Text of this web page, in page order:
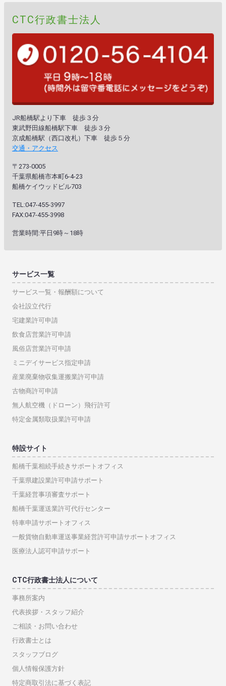
CTC行政書士法人
JR船橋駅より下車 徒歩３分
東武野田線船橋駅下車 徒歩３分
京成船橋駅（西口改札）下車 徒歩５分
交通・アクセス
〒273-0005
千葉県船橋市本町6-4-23
船橋ケイウッドビル703
TEL:047-455-3997
FAX:047-455-3998
営業時間:平日9時～18時
サービス一覧
サービス一覧・報酬額について
会社設立代行
宅建業許可申請
飲食店営業許可申請
風俗店営業許可申請
ミニデイサービス指定申請
産業廃棄物収集運搬業許可申請
古物商許可申請
無人航空機（ドローン）飛行許可
特定金属類取扱業許可申請
特設サイト
船橋千葉相続手続きサポートオフィス
千葉県建設業許可申請サポート
千葉経営事項審査サポート
船橋千葉運送業許可代行センター
特車申請サポートオフィス
一般貨物自動車運送事業経営許可申請サポートオフィス
医療法人認可申請サポート
CTC行政書士法人について
事務所案内
代表挨拶・スタッフ紹介
ご相談・お問い合わせ
行政書士とは
スタッフブログ
個人情報保護方針
特定商取引法に基づく表記